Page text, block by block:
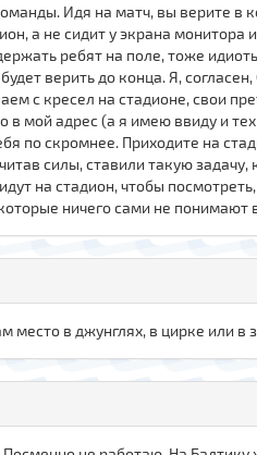
Идя на матч, вы верите в
а не сидит у экрана
ребят на поле, тоже
верить до конца. Я,
с кресел на стадионе, свои
в мой адрес (а я имею ввиду и
по скромнее. Приходите на
силы, ставили такую
на стадион, чтобы
ничего сами не понимают
место в джунглях, в цирке или в